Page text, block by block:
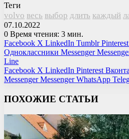
Теги
volvo весь выбор длить каждый
07.10.2022
0 Время чтения: 3 мин.
Facebook X LinkedIn Tumblr Pinterest
Одноклассники Messenger
Line
Facebook X LinkedIn Pinterest
Messenger Messenger WhatsApp
ПОХОЖИЕ СТАТЬИ